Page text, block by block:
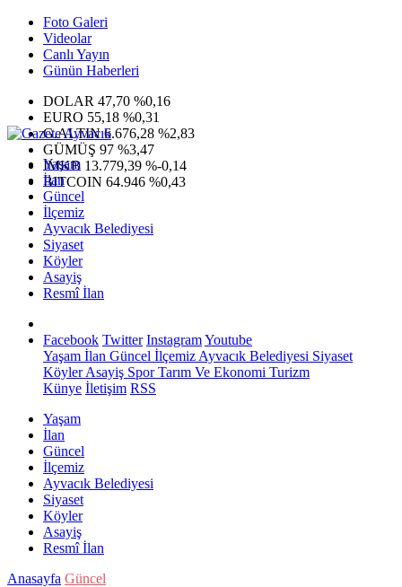
Foto Galeri
Videolar
Canlı Yayın
Günün Haberleri
DOLAR 47,70 %0,16
EURO 55,18 %0,31
G.ALTIN6.676,28 %2,83
GÜMÜŞ 97 %3,47
IMKB 13.779,39 %-0,14
BITCOIN 64.946 %0,43
Yaşam
İlan
Güncel
İlçemiz
Ayvacık Belediyesi
Siyaset
Köyler
Asayiş
Resmî İlan
Facebook Twitter InstagramYoutube
Yaşam İlan Güncel İlçemiz Ayvacık Belediyesi Siyaset
KöylerAsayiş SporTarım Ve Ekonomi Turizm
Künye İletişim RSS
Yaşam
İlan
Güncel
İlçemiz
Ayvacık Belediyesi
Siyaset
Köyler
Asayiş
Resmî İlan
Anasayfa Güncel